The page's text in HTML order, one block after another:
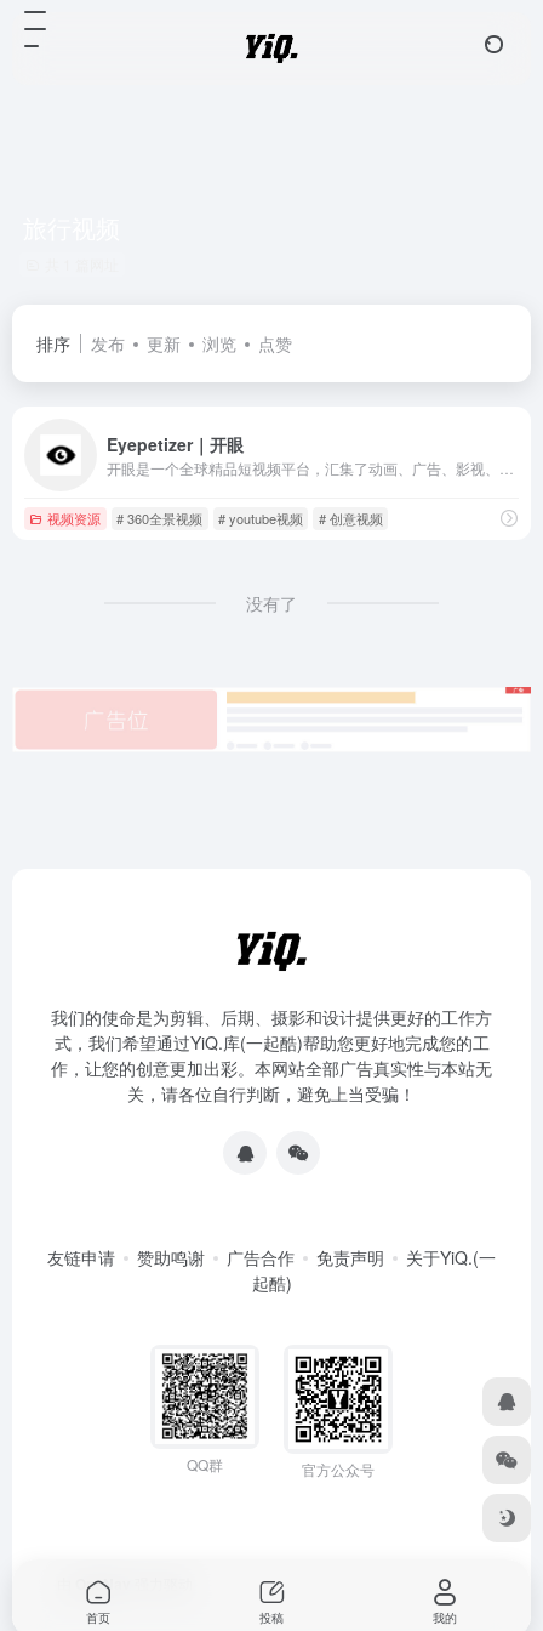
排序 发布 更新 浏览 点赞
Eyepetizer｜开眼
视频资源 # 360全景视频 # youtube视频 # 创意视频
没有了
我们的使命是为剪辑、后期、摄影和设计提供更好的工作方
式，我们希望通过YiQ.库(一起酷)帮助您更好地完成您的工
作，让您的创意更加出彩。本网站全部广告真实性与本站无
关，请各位自行判断，避免上当受骗！
友链申请 赞助鸣谢 广告合作 免责声明
关于YiQ.(一
起酷)
QQ群 官方公众号
OneNav
首页 投稿 我的